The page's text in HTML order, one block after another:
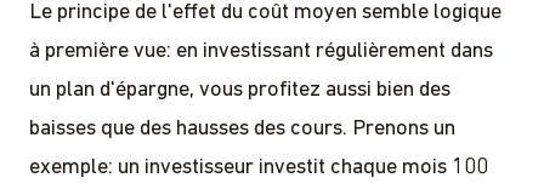
Le principe de l'effet du coût moyen semble logique
à première vue: en investissant régulièrement dans
un plan d'épargne, vous profitez aussi bien des
baisses que des hausses des cours. Prenons un
exemple: un investisseur investit chaque mois 100